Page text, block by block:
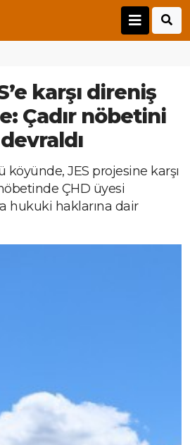
karşı direniş
Çadır nöbetini
köyünde, JES projesine karşı
ÇHD üyesi
hukuki haklarına dair